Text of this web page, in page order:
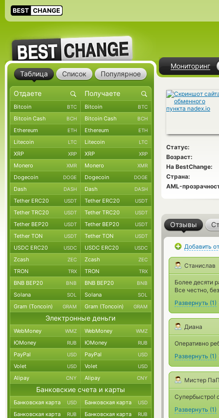
Мониторинг
Статус:
Возраст:
На BestChange:
Страна:
AML-
Отзывы
Добавить
Станислав
Более десяти
Все честно,
Развернуть (1)
Диана
Оперативно
Развернуть (1)
Мистер
Супербыстро!
Развернуть (1)
Таблица Список Популярное
Bitcoin BTC Bitcoin BTC
Bitcoin Cash BCH Bitcoin Cash BCH
Ethereum ETH Ethereum ETH
Litecoin LTC Litecoin LTC
XRP XRP XRP XRP
Monero XMR Monero XMR
Dogecoin DOGE Dogecoin DOGE
Dash DASH Dash DASH
Tether ERC20 USDT Tether ERC20 USDT
Tether TRC20 USDT Tether TRC20 USDT
Tether BEP20 USDT Tether BEP20 USDT
Tether TON USDT Tether TON USDT
USDC ERC20 USDC USDC ERC20 USDC
Zcash ZEC Zcash ZEC
TRON TRX TRON TRX
BNB BEP20 BNB BNB BEP20 BNB
Solana SOL Solana SOL
Gram (Toncoin) GRAM Gram (Toncoin) GRAM
Электронные деньги
WebMoney WMZ WebMoney WMZ
ЮMoney RUB ЮMoney RUB
PayPal USD PayPal USD
Volet USD Volet USD
Alipay CNY Alipay CNY
Банковские счета и карты
Банковская карта USD Банковская карта USD
Банковская карта RUB Банковская карта RUB